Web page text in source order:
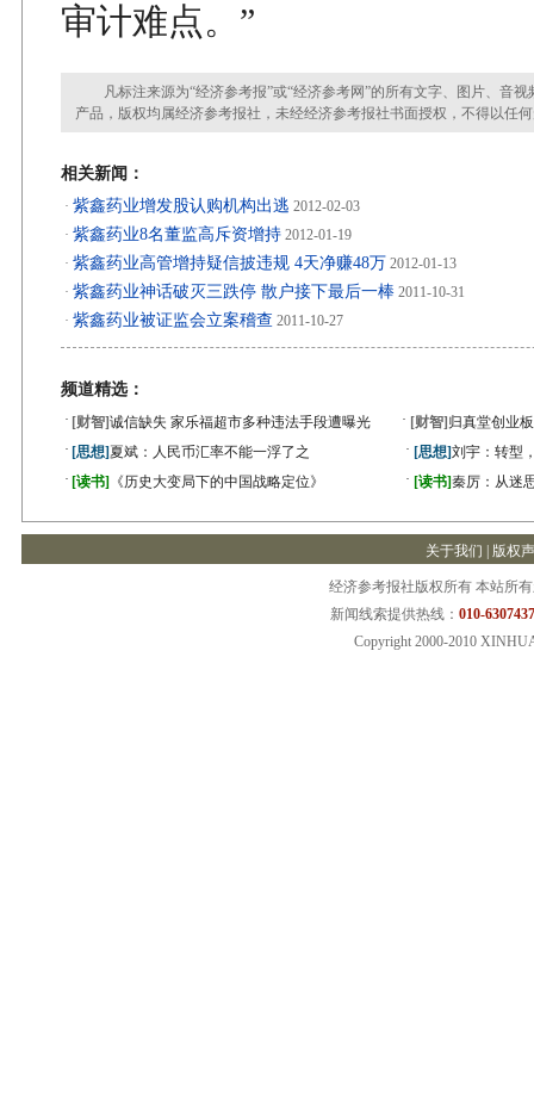
审计难点。”
凡标注来源为“经济参考报”或“经济参考网”的所有文字、图片、音视
产品，版权均属经济参考报社，未经经济参考报社书面授权，不得以任
相关新闻：
· 紫鑫药业增发股认购机构出逃 2012-02-03
· 紫鑫药业8名董监高斥资增持 2012-01-19
· 紫鑫药业高管增持疑信披违规 4天净赚48万 2012-01-13
· 紫鑫药业神话破灭三跌停 散户接下最后一棒 2011-10-31
· 紫鑫药业被证监会立案稽查 2011-10-27
频道精选：
· [财智]诚信缺失 家乐福超市多种违法手段遭曝光 · [财智] 归真堂创业
· [思想]夏斌：人民币汇率不能一浮了之 · [思想]刘宇：转型
· [读书] 《历史大变局下的中国战略定位》 · [读书]秦厉：从迷
关于我们 版权
经济参考报社版权所有 本站所
新闻线索提供热线： 010-
Copyright 2000-2010